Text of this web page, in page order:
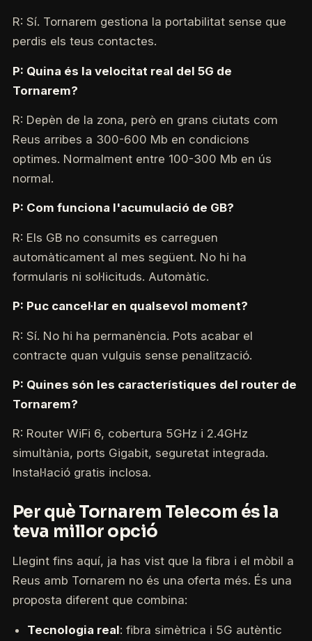
R: Sí. Tornarem gestiona la portabilitat sense que
perdis els teus contactes.
P: Quina és la velocitat real del 5G de
Tornarem?
R: Depèn de la zona, però en grans ciutats com
Reus arribes a 300-600 Mb en condicions
optimes. Normalment entre 100-300 Mb en ús
normal.
P: Com funciona l'acumulació de GB?
R: Els GB no consumits es carreguen
automàticament al mes següent. No hi ha
formularis ni sol·licituds. Automàtic.
P: Puc cancel·lar en qualsevol moment?
R: Sí. No hi ha permanència. Pots acabar el
contracte quan vulguis sense penalització.
P: Quines són les característiques del router de
Tornarem?
R: Router WiFi 6, cobertura 5GHz i 2.4GHz
simultània, ports Gigabit, seguretat integrada.
Instal·lació gratis inclosa.
Per què Tornarem Telecom és la
teva millor opció
Llegint fins aquí, ja has vist que la fibra i el mòbil a
Reus amb Tornarem no és una oferta més. És una
proposta diferent que combina:
Tecnologia real: fibra simètrica i 5G autèntic